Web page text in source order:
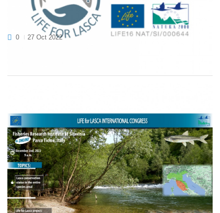
PROJEKTNI SESTANEK ZAVODA RS ZA
VARSTVO NARAVE
0 27 Oct 2022